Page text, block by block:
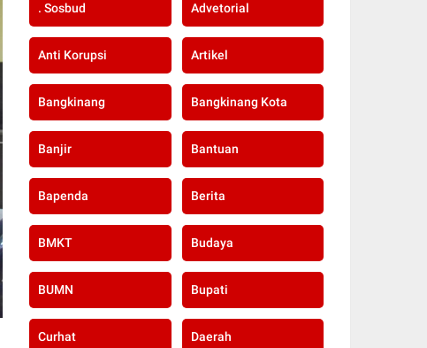
. Sosbud Advetorial
Anti Korupsi Artikel
Bangkinang Bangkinang Kota
Banjir Bantuan
Bapenda Berita
BMKT Budaya
BUMN Bupati
Curhat Daerah